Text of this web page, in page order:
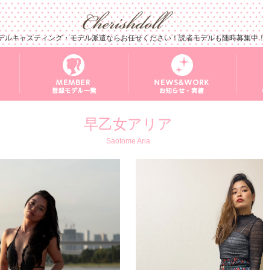
ルキャスティング・モデル派遣ならお任せください！読者モデルも随時募集中
早乙女アリア
Saotome Aria